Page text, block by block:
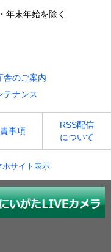
年末年始を除く
舎のご案内
テナンス
事項
RSS配信
について
ホサイト表示